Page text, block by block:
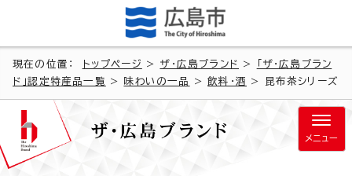
現在の位置： トップページ > ザ・広島ブランド >
「ザ・広島ブラン
ド」認定特産品一覧
> 味わいの一品 >飲料・酒 > 昆布茶シリーズ
メニュー